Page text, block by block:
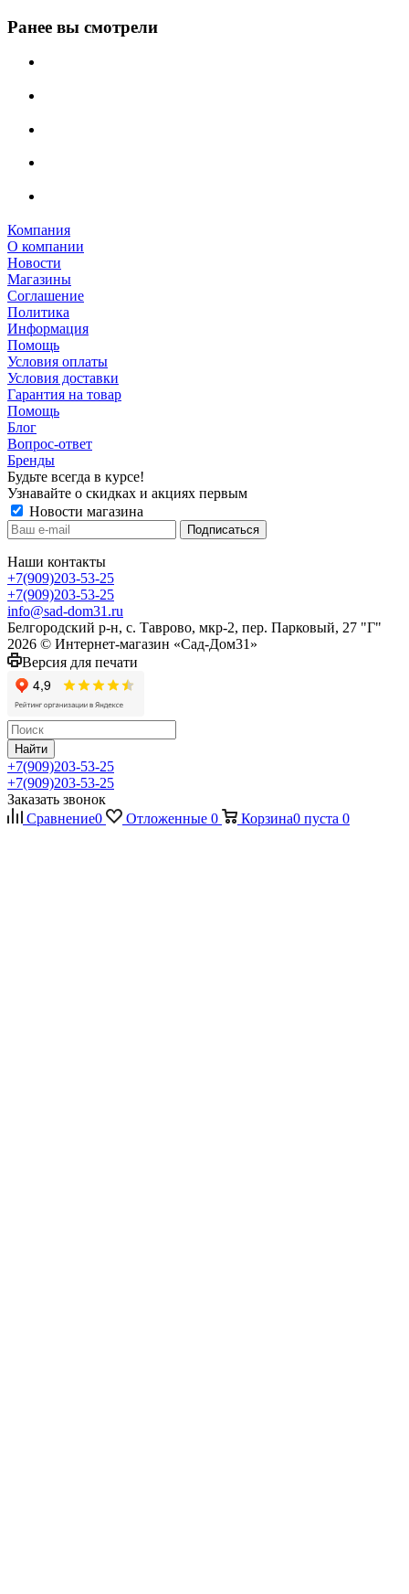
Ранее вы смотрели
Компания
О компании
Новости
Магазины
Соглашение
Политика
Информация
Помощь
Условия оплаты
Условия доставки
Гарантия на товар
Помощь
Блог
Вопрос-ответ
Бренды
Будьте всегда в курсе!
Узнавайте о скидках и акциях первым
Новости магазина
Наши контакты
+7(909)203-53-25
+7(909)203-53-25
info@sad-dom31.ru
Белгородский р-н, с. Таврово, мкр-2, пер. Парковый, 27 "Г"
2026 © Интернет-магазин «Сад-Дом31»
Версия для печати
Найти
+7(909)203-53-25
+7(909)203-53-25
Заказать звонок
Сравнение0 Отложенные 0 Корзина0 пуста 0